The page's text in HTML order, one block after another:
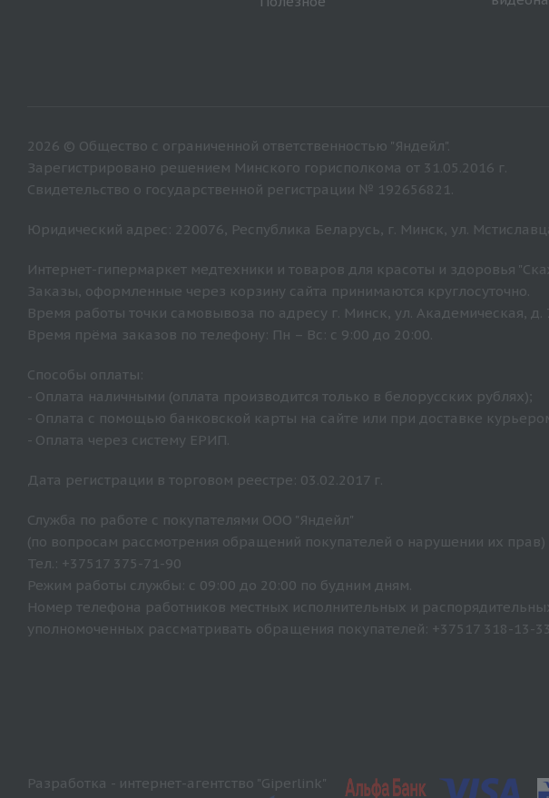
2026 © Общество с ограниченной ответственностью "Яндейл".
Зарегистрировано решением Минского горисполкома от 31.05.2016 г.
Свидетельство о государственной регистрации № 192656821.
Юридический адрес: 220076, Республика Беларусь, г. Минск, ул.
Интернет-гипермаркет медтехники и товаров для красоты и здоровья
Заказы, оформленные через корзину сайта принимаются круглосуточно.
Время работы точки самовывоза по адресу г. Минск, ул. Академическая, д.
Время прёма заказов по телефону: Пн – Вс: с 9:00 до 20:00.
Способы оплаты:
- Оплата наличными (оплата производится только в белорусских рублях);
- Оплата с помощью банковской карты на сайте или при доставке
- Оплата через систему ЕРИП.
Дата регистрации в торговом реестре: 03.02.2017 г.
Служба по работе с покупателями ООО "Яндейл"
(по вопросам рассмотрения обращений покупателей о нарушении их прав)
Тел.: +37517 375-71-90
Режим работы службы: с 09:00 до 20:00 по будним дням.
Номер телефона работников местных исполнительных и
уполномоченных рассматривать обращения покупателей: +37517 318-13-33.
Разработка - интернет-агентство "Giperlink"